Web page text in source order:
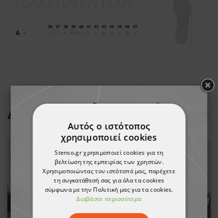
ΔΕΊΤΕ ΠΕΡΙΣΣΌΤΕΡΑ
Αυτός ο ιστότοπος
χρησιμοποιεί cookies
Stenso.gr χρησιμοποιεί cookies για τη
βελτίωση της εμπειρίας των χρηστών.
Χρησιμοποιώντας τον ιστότοπό μας, παρέχετε
τη συγκατάθεσή σας για όλα τα cookies
σύμφωνα με την Πολιτική μας για τα cookies.
Διαβάστε περισσότερα